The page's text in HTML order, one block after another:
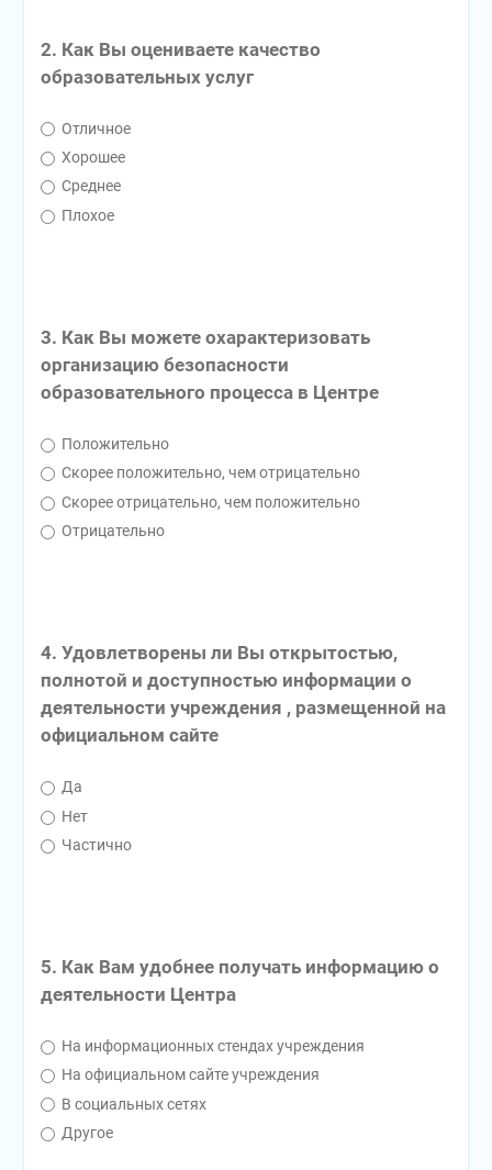
2. Как Вы оцениваете качество
образовательных услуг
Отличное
Хорошее
Среднее
Плохое
3. Как Вы можете охарактеризовать
организацию безопасности
образовательного процесса в Центре
Положительно
Скорее положительно, чем отрицательно
Скорее отрицательно, чем положительно
Отрицательно
4. Удовлетворены ли Вы открытостью,
полнотой и доступностью информации о
деятельности учреждения , размещенной на
официальном сайте
Да
Нет
Частично
5. Как Вам удобнее получать информацию о
деятельности Центра
На информационных стендах учреждения
На официальном сайте учреждения
В социальных сетях
Другое